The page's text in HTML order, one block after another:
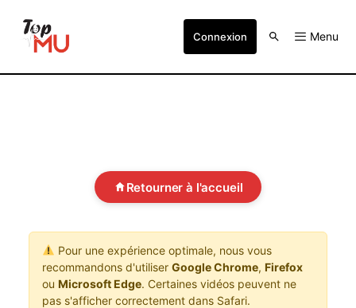
Connexion Menu
Retourner à l'accueil
Pour une expérience optimale, nous vous
recommandons d'utiliser Google Chrome, Firefox
ou Microsoft Edge. Certaines vidéos peuvent ne
pas s'afficher correctement dans Safari.